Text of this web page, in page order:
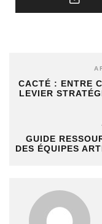
CACTÉ : ENTRE
LEVIER
GUIDE
DES ÉQUIPES